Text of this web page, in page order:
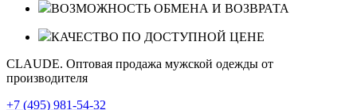
ВОЗМОЖНОСТЬ ОБМЕНА И ВОЗВРАТА
КАЧЕСТВО ПО ДОСТУПНОЙ ЦЕНЕ
CLAUDE. Оптовая продажа мужской одежды от
производителя
+7 (495) 981-54-32